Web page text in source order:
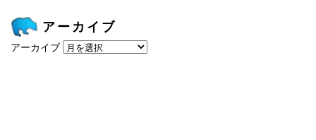
アーカイブ
アーカイブ